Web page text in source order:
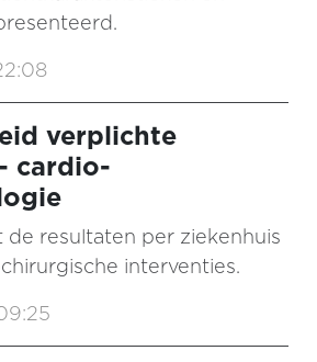
verplichte
cardio-
resultaten per ziekenhuis
interventies.